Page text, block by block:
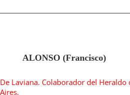
ALONSO (Francisco)
De Laviana. Colaborador del Heraldo
Aires.